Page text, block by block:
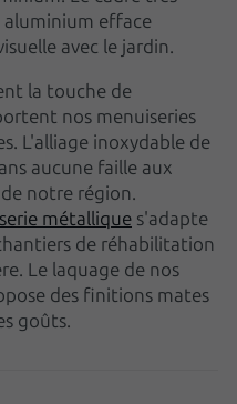
aluminium efface
avec le jardin.
la touche de
nos menuiseries
L'alliage inoxydable de
aucune faille aux
notre région.
métallique s'adapte
de réhabilitation
Le laquage de nos
des finitions mates
goûts.